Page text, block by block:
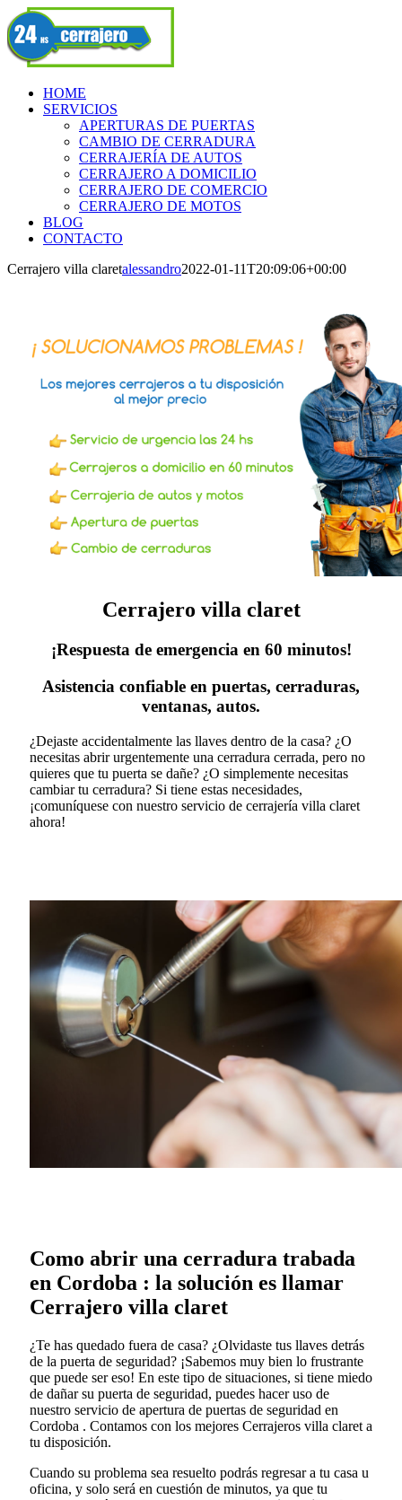
Skip
to
content
Facebook
HOME
SERVICIOS
APERTURAS DE PUERTAS
CAMBIO DE CERRADURA
CERRAJERÍA DE AUTOS
CERRAJERO A DOMICILIO
CERRAJERO DE COMERCIO
CERRAJERO DE MOTOS
BLOG
CONTACTO
Cerrajero villa claretalessandro2022-01-11T20:09:06+00:00
Cerrajero villa claret
¡Respuesta de emergencia en 60 minutos!
Asistencia confiable en puertas, cerraduras,
ventanas, autos.
¿Dejaste accidentalmente las llaves dentro de la casa? ¿O
necesitas abrir urgentemente una cerradura cerrada, pero no
quieres que tu puerta se dañe? ¿O simplemente necesitas
cambiar tu cerradura? Si tiene estas necesidades,
¡comuníquese con nuestro servicio de cerrajería villa claret
ahora!
Como abrir una cerradura trabada
en Cordoba : la solución es llamar
Cerrajero villa claret
¿Te has quedado fuera de casa? ¿Olvidaste tus llaves detrás
de la puerta de seguridad? ¡Sabemos muy bien lo frustrante
que puede ser eso! En este tipo de situaciones, si tiene miedo
de dañar su puerta de seguridad, puedes hacer uso de
nuestro servicio de apertura de puertas de seguridad en
Cordoba . Contamos con los mejores Cerrajeros villa claret a
tu disposición.
Cuando su problema sea resuelto podrás regresar a tu casa u
oficina, y solo será en cuestión de minutos, ya que tu